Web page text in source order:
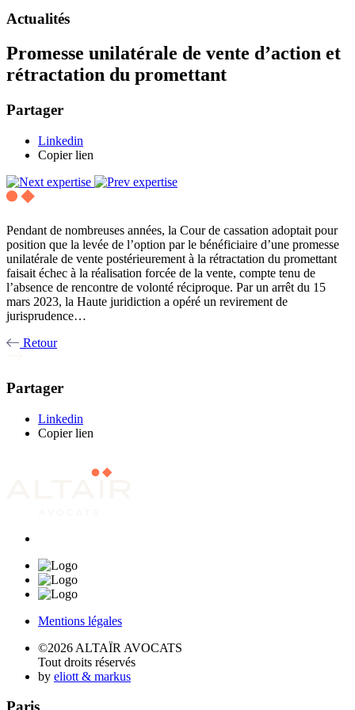
Actualités
Promesse unilatérale de vente d’action et
rétractation du promettant
Partager
Linkedin
Copier lien
Pendant de nombreuses années, la Cour de cassation adoptait pour
position que la levée de l’option par le bénéficiaire d’une promesse
unilatérale de vente postérieurement à la rétractation du promettant
faisait échec à la réalisation forcée de la vente, compte tenu de
l’absence de rencontre de volonté réciproque. Par un arrêt du 15
mars 2023, la Haute juridiction a opéré un revirement de
jurisprudence…
Retour
Partager
Linkedin
Copier lien
Mentions légales
©2026 ALTAÏR AVOCATS
Tout droits réservés
by eliott & markus